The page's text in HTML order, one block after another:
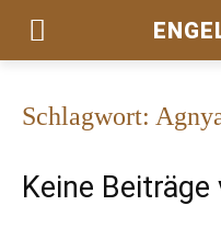
Schlagwort:
Keine Beiträge